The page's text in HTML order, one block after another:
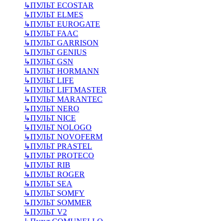
↳ПУЛЬТ ECOSTAR
↳ПУЛЬТ ELMES
↳ПУЛЬТ EUROGATE
↳ПУЛЬТ FAAC
↳ПУЛЬТ GARRISON
↳ПУЛЬТ GENIUS
↳ПУЛЬТ GSN
↳ПУЛЬТ HORMANN
↳ПУЛЬТ LIFE
↳ПУЛЬТ LIFTMASTER
↳ПУЛЬТ MARANTEC
↳ПУЛЬТ NERO
↳ПУЛЬТ NICE
↳ПУЛЬТ NOLOGO
↳ПУЛЬТ NOVOFERM
↳ПУЛЬТ PRASTEL
↳ПУЛЬТ PROTECO
↳ПУЛЬТ RIB
↳ПУЛЬТ ROGER
↳ПУЛЬТ SEA
↳ПУЛЬТ SOMFY
↳ПУЛЬТ SOMMER
↳ПУЛЬТ V2